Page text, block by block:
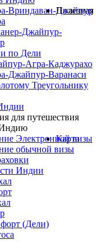
Вриндаван-Джайпур
Джайпур-
по Дели
Агра-Каджурахо
Джайпур-Варанаси
Треугольнику
Полезная
для путешествия
Электронной визы
обычной визы
Индии
(Дели)
Карта